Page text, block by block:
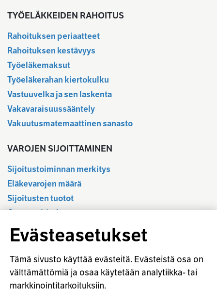
TYÖELÄKKEIDEN RAHOITUS
Rahoituksen periaatteet
Rahoituksen kestävyys
Työeläkemaksut
Työeläkerahan kiertokulku
Vastuuvelka ja sen laskenta
Vakavaraisuussääntely
Vakuutusmatemaattinen sanasto
VAROJEN SIJOITTAMINEN
Sijoitustoiminnan merkitys
Eläkevarojen määrä
Sijoitusten tuotot
Osavuositiedot
Tilastotietokanta
Sijoitustoiminnan sääntely
Vastuullinen sijoittaminen
Sijoitussanasto
Osaketuoton ennakointi
Evästeasetukset
Tämä sivusto käyttää evästeitä. Evästeistä osa on
välttämättömiä ja osaa käytetään analytiikka- tai
markkinointitarkoituksiin.